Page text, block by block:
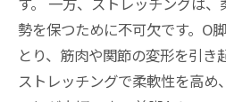
勢を保つために不可欠です。O
とり、筋肉や関節の変形を引き
ストレッチングで柔軟性を高め